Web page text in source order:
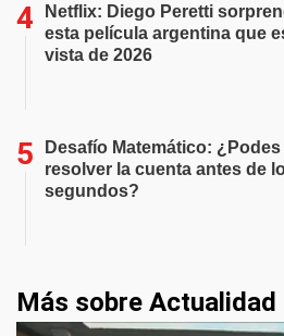
Netflix: Diego Peretti
esta película argentina que
vista de 2026
Desafío Matemático: ¿Podes
resolver la cuenta antes de
segundos?
Más sobre Actualidad